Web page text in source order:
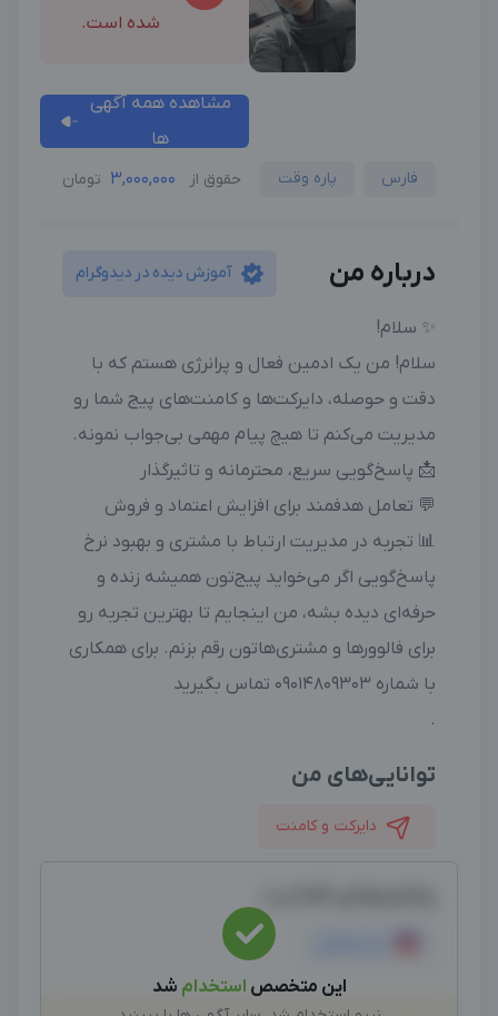
شده است.
مشاهده همه آگهی
ها
فارس پاره وقت حقوق از 3,000,000 تومان
درباره من آموزش دیده در دیدوگرام
✨ سلام!
سلام! من یک ادمین فعال و پرانرژی هستم که با
دقت و حوصله، دایرکت‌ها و کامنت‌های پیج شما رو
مدیریت می‌کنم تا هیچ پیام مهمی بی‌جواب نمونه.
📩 پاسخ‌گویی سریع، محترمانه و تاثیرگذار
💬 تعامل هدفمند برای افزایش اعتماد و فروش
📊 تجربه در مدیریت ارتباط با مشتری و بهبود نرخ
پاسخ‌گویی اگر می‌خواید پیج‌تون همیشه زنده و
حرفه‌ای دیده بشه، من اینجایم تا بهترین تجربه رو
برای فالوورها و مشتری‌هاتون رقم بزنم. برای همکاری
با شماره 09014809303 تماس بگیرید
.
توانایی‌های من
دایرکت و کامنت
این متخصص استخدام شد